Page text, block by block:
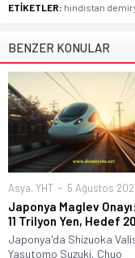
ETİKETLER: hindistan
BENZER KONULAR
Asya, YHT 5 Ağustos
Japonya Maglev
11 Trilyon Yen, Hedef
Japonya'da Shizuoka
Yasutomo Suzuki, Chuo